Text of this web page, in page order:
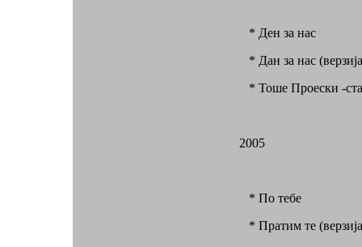
* Ден за нас
* Дан за нас
* Тоше Проески -
2005
* По тебе
* Пратим те